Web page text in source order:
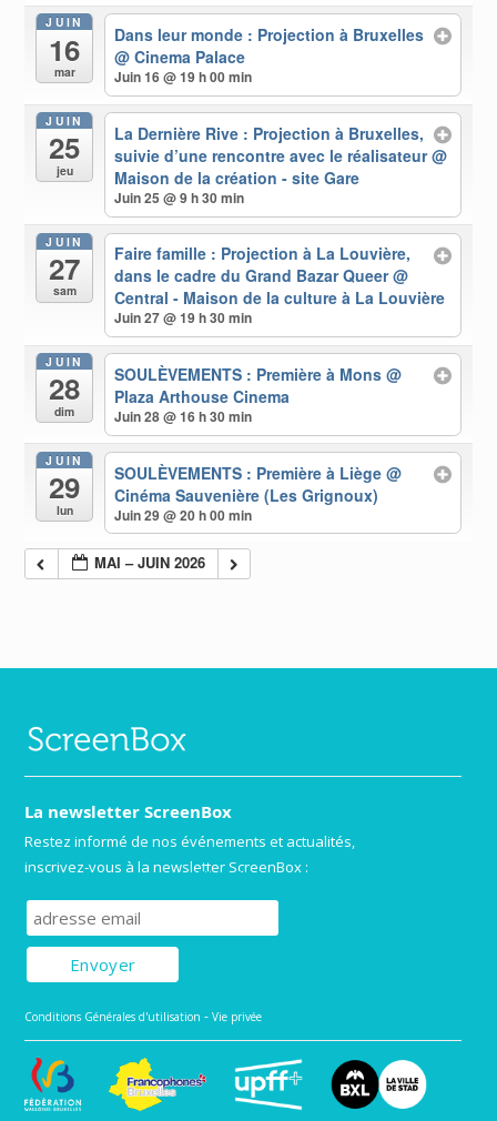
JUIN
16
mar
Dans leur monde : Projection à Bruxelles
@ Cinema Palace
Juin 16 @ 19 h 00 min
JUIN
25
jeu
La Dernière Rive : Projection à Bruxelles,
suivie d’une rencontre avec le réalisateur@
Maison de la création - site Gare
Juin 25 @ 9 h 30 min
JUIN
27
sam
Faire famille : Projection à La Louvière,
dans le cadre du Grand Bazar Queer@
Central - Maison de la culture à La Louvière
Juin 27 @ 19 h 30 min
JUIN
28
dim
SOULÈVEMENTS : Première à Mons @
Plaza Arthouse Cinema
Juin 28 @ 16 h 30 min
JUIN
29
lun
SOULÈVEMENTS : Première à Liège @
Cinéma Sauvenière (Les Grignoux)
Juin 29 @ 20 h 00 min
MAI – JUIN 2026
La newsletter ScreenBox
Restez informé de nos événements et actualités,
inscrivez-vous à la newsletter ScreenBox :
Subscribe to our mailing list
Conditions Générales d'utilisation -Vie privée